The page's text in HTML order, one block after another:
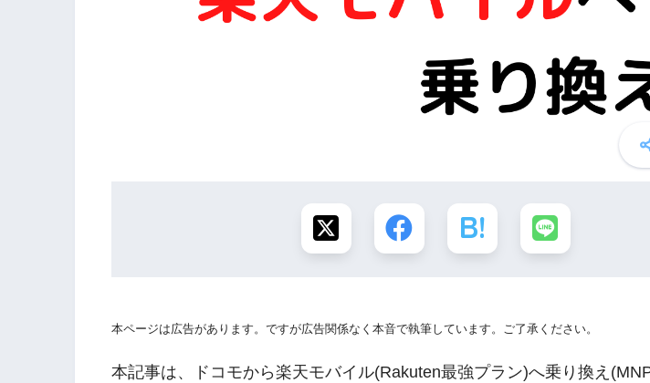
本ページは広告があります。ですが広告関係なく本音で執筆しています。ご了承ください。
本記事は、ドコモから楽天モバイル(Rakuten最強プラン)へ乗り換え